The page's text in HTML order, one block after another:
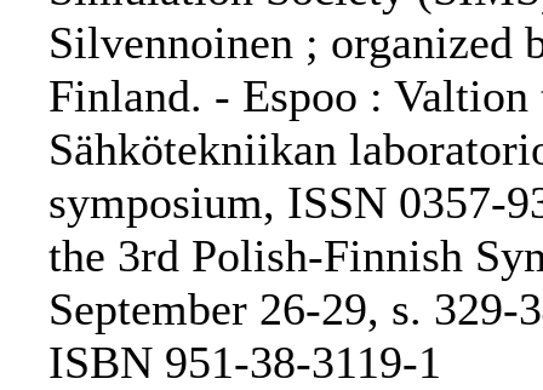
Silvennoinen ; organized
Finland. - Espoo :
Sähkötekniikan
symposium, ISSN 0357-
the 3rd Polish-Finnish
September 26-29, s. 329-
ISBN 951-38-3119-1